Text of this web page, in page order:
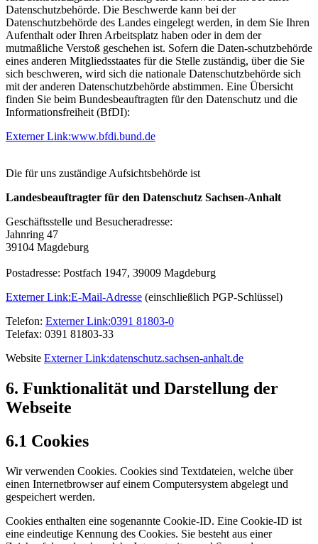
Datenschutzbehörde. Die Beschwerde kann bei der
Datenschutzbehörde des Landes eingelegt werden, in dem Sie Ihren
Aufenthalt oder Ihren Arbeitsplatz haben oder in dem der
mutmaßliche Verstoß geschehen ist. Sofern die Daten-schutzbehörde
eines anderen Mitgliedsstaates für die Stelle zuständig, über die Sie
sich beschweren, wird sich die nationale Datenschutzbehörde sich
mit der anderen Datenschutzbehörde abstimmen. Eine Übersicht
finden Sie beim Bundesbeauftragten für den Datenschutz und die
Informationsfreiheit (BfDI):
Externer Link:www.bfdi.bund.de
Die für uns zuständige Aufsichtsbehörde ist
Landesbeauftragter für den Datenschutz Sachsen-Anhalt
Geschäftsstelle und Besucheradresse:
Jahnring 47
39104 Magdeburg
Postadresse: Postfach 1947, 39009 Magdeburg
Externer Link:E-Mail-Adresse (einschließlich PGP-Schlüssel)
Telefon: Externer Link:0391 81803-0
Telefax: 0391 81803-33
Website Externer Link:datenschutz.sachsen-anhalt.de
6. Funktionalität und Darstellung der
Webseite
6.1 Cookies
Wir verwenden Cookies. Cookies sind Textdateien, welche über
einen Internetbrowser auf einem Computersystem abgelegt und
gespeichert werden.
Cookies enthalten eine sogenannte Cookie-ID. Eine Cookie-ID ist
eine eindeutige Kennung des Cookies. Sie besteht aus einer